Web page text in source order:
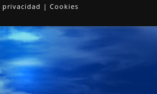
| Cookies